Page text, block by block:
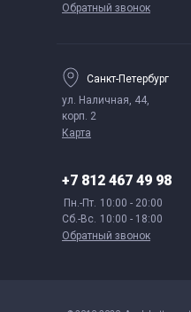
Обратный звонок
Санкт-Петербург
ул. Наличная, 44,
корп. 2
Карта
+7 812 467 49 98
Пн.-Пт. 10:00 - 20:00
Сб.-Вс.
10:00 - 18:00
Обратный звонок